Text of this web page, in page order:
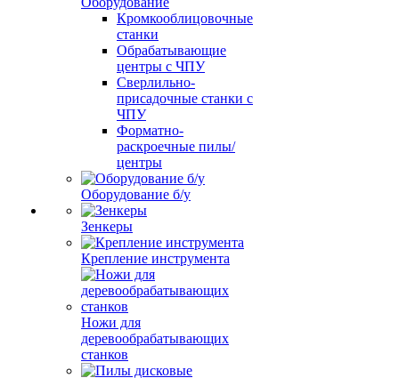
Кромкооблицовочные
станки
Обрабатывающие
центры с ЧПУ
Сверлильно-
присадочные станки с
ЧПУ
Форматно-
раскроечные пилы/
центры
Оборудование б/у
Зенкеры
Крепление инструмента
Ножи для
деревообрабатывающих
станков